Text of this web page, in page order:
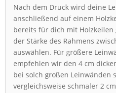
Nach dem Druck wird deine
anschließend auf einem
bereits für dich mit Holzkeilen
der Stärke des Rahmens
auswählen. Für größere
empfehlen wir den 4 cm
bei solch großen Leinwänden
vergleichsweise schmaler 2